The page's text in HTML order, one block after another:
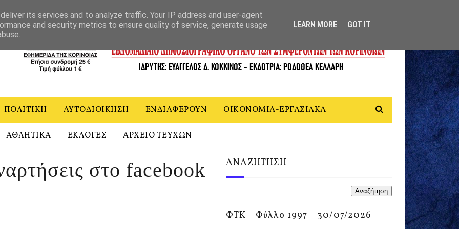
ΠΟΛΙΤΙΚΗ ΑΥΤΟΔΙΟΙΚΗΣΗ ΕΝΔΙΑΦΕΡΟΥΝ ΟΙΚΟΝΟΜΙΑ-ΕΡΓΑΣΙΑΚΑ
ΑΘΛΗΤΙΚΑ ΕΚΛΟΓΕΣ ΑΡΧΕΙΟ ΤΕΥΧΩΝ
στο facebook
ΑΝΑΖΗΤΗΣΗ
ΦΤΚ - Φύλλο 1997 - 30/07/2026
its services and to analyze traffic. Your IP address and user-agent
and security metrics to ensure quality of service, generate usage
LEARN MORE GOT IT